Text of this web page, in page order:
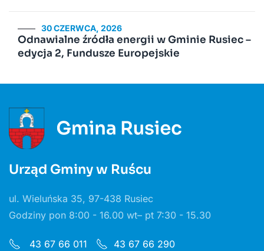
30 CZERWCA, 2026
Odnawialne źródła energii w Gminie Rusiec –
edycja 2, Fundusze Europejskie
Urząd Gminy w Ruścu
ul. Wieluńska 35, 97-438 Rusiec
Godziny pon 8:00 - 16.00 wt– pt 7:30 - 15.30
43 67 66 011
43 67 66 290